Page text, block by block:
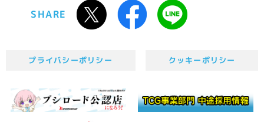
SHARE
プライバシーポリシー クッキーポリシー